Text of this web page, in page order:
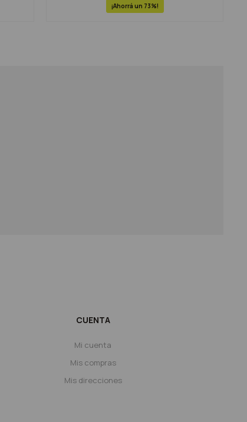
73
CUENTA
Mi cuenta
Mis compras
Mis direcciones